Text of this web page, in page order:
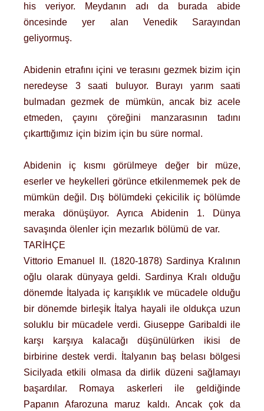
his veriyor. Meydanın adı da burada abide
öncesinde yer alan Venedik Sarayından
geliyormuş.
Abidenin etrafını içini ve terasını gezmek bizim için
neredeyse 3 saati buluyor. Burayı yarım saati
bulmadan gezmek de mümkün, ancak biz acele
etmeden, çayını çöreğini manzarasının tadını
çıkarttığımız için bizim için bu süre normal.
Abidenin iç kısmı görülmeye değer bir müze,
eserler ve heykelleri görünce etkilenmemek pek de
mümkün değil. Dış bölümdeki çekicilik iç bölümde
meraka dönüşüyor. Ayrıca Abidenin 1. Dünya
savaşında ölenler için mezarlık bölümü de var.
TARİHÇE
Vittorio Emanuel II. (1820-1878) Sardinya Kralının
oğlu olarak dünyaya geldi. Sardinya Kralı olduğu
dönemde İtalyada iç karışıklık ve mücadele olduğu
bir dönemde birleşik İtalya hayali ile oldukça uzun
soluklu bir mücadele verdi. Giuseppe Garibaldi ile
karşı karşıya kalacağı düşünülürken ikisi de
birbirine destek verdi. İtalyanın baş belası bölgesi
Sicilyada etkili olmasa da dirlik düzeni sağlamayı
başardılar. Romaya askerleri ile geldiğinde
Papanın Afarozuna maruz kaldı. Ancak çok da